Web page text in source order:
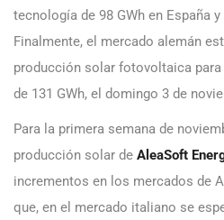
tecnología de 98 GWh en España
Finalmente, el mercado alemán
producción solar fotovoltaica
de 131 GWh, el domingo 3 de
Para la primera semana de
producción solar de AleaSoft
incrementos en los mercados de
que, en el mercado italiano se